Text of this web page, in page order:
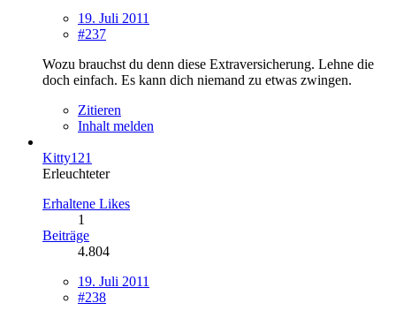
19. Juli 2011
#237
Wozu brauchst du denn diese Extraversicherung. Lehne die
doch einfach. Es kann dich niemand zu etwas zwingen.
Zitieren
Inhalt melden
Kitty121
Erleuchteter
Erhaltene Likes
1
Beiträge
4.804
19. Juli 2011
#238